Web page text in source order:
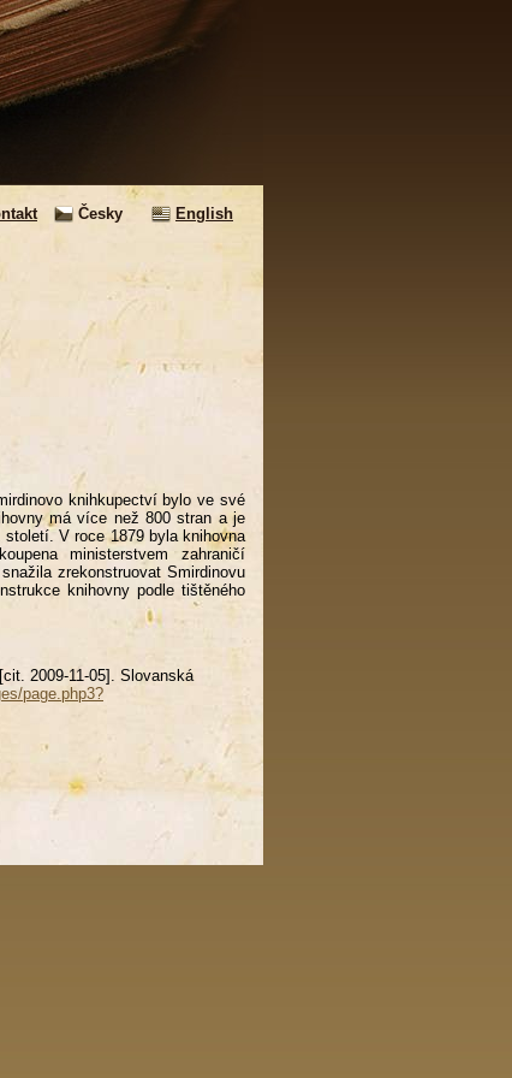
Česky
English
knihkupectví bylo ve své
má více než 800 stran a je
V roce 1879 byla knihovna
ministerstvem zahraničí
zrekonstruovat Smirdinovu
knihovny podle tištěného
2009-11-05]. Slovanská
page.php3?